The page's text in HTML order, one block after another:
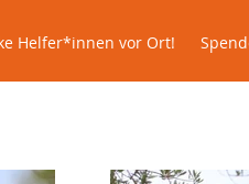
Danke Helfer*innen vor Ort!
Helfer*innen vor Ort!